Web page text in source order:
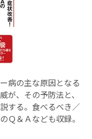
病の主な原因となる
が、その予防法と、
する。食べるべき／
Ｑ＆Ａなども収録。